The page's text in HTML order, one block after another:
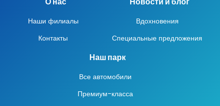
Наши филиалы
Контакты
Вдохновения
Специальные предложения
Наш парк
Все автомобили
Премиум-класса